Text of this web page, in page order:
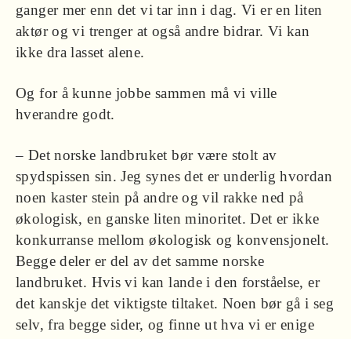
ganger mer enn det vi tar inn i dag. Vi er en liten
aktør og vi trenger at også andre bidrar. Vi kan
ikke dra lasset alene.
Og for å kunne jobbe sammen må vi ville
hverandre godt.
– Det norske landbruket bør være stolt av
spydspissen sin. Jeg synes det er underlig hvordan
noen kaster stein på andre og vil rakke ned på
økologisk, en ganske liten minoritet. Det er ikke
konkurranse mellom økologisk og konvensjonelt.
Begge deler er del av det samme norske
landbruket. Hvis vi kan lande i den forståelse, er
det kanskje det viktigste tiltaket. Noen bør gå i seg
selv, fra begge sider, og finne ut hva vi er enige